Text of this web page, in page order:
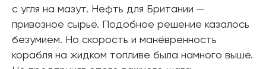
с угля на мазут. Нефть для Британии —
привозное сырьё. Подобное решение казалось
безумием. Но скорость и манёвренность
корабля на жидком топливе была намного выше.